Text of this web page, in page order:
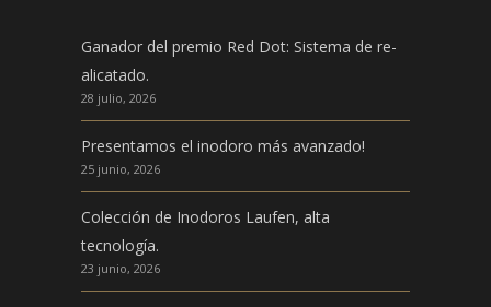
Ganador del premio Red Dot: Sistema de re-
alicatado.
28 julio, 2026
Presentamos el inodoro más avanzado!
25 junio, 2026
Colección de Inodoros Laufen, alta
tecnología.
23 junio, 2026